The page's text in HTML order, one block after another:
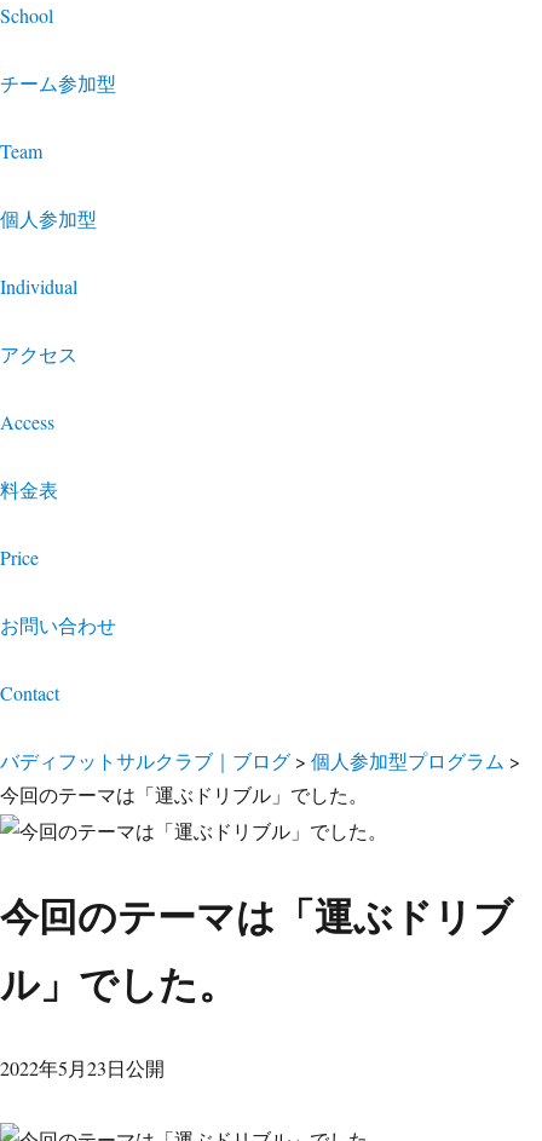
School
チーム参加型
Team
個人参加型
Individual
アクセス
Access
料金表
Price
お問い合わせ
Contact
バディフットサルクラブ｜ブログ > 個人参加型プログラム >
今回のテーマは「運ぶドリブル」でした。
今回のテーマは「運ぶドリブ
ル」でした。
2022年5月23日公開